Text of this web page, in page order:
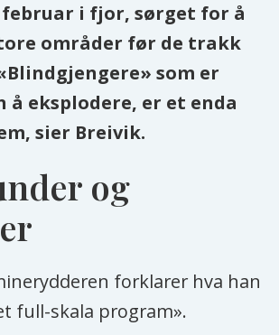
i fjor, sørget for å
områder før de trakk
som er
eksplodere, er et enda
sier Breivik.
og
forklarer hva han
full-skala program».